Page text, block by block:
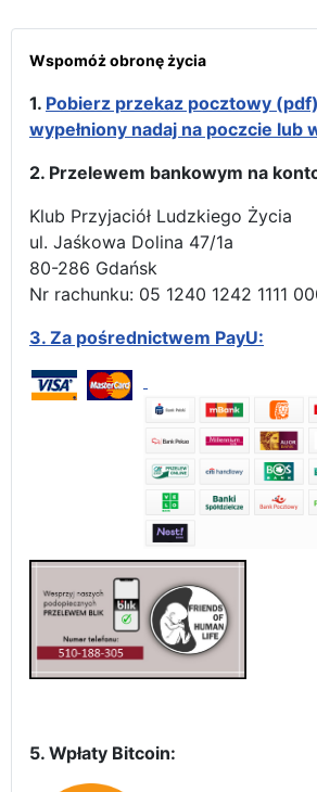
Wspomóż obronę życia
1. Pobierz przekaz pocztowy
wypełniony nadaj na poczcie lub
2. Przelewem bankowym na
Klub Przyjaciół Ludzkiego Życia
ul. Jaśkowa Dolina 47/1a
80-286 Gdańsk
Nr rachunku: 05 1240 1242 1111
3. Za pośrednictwem PayU:
5. Wpłaty Bitcoin: